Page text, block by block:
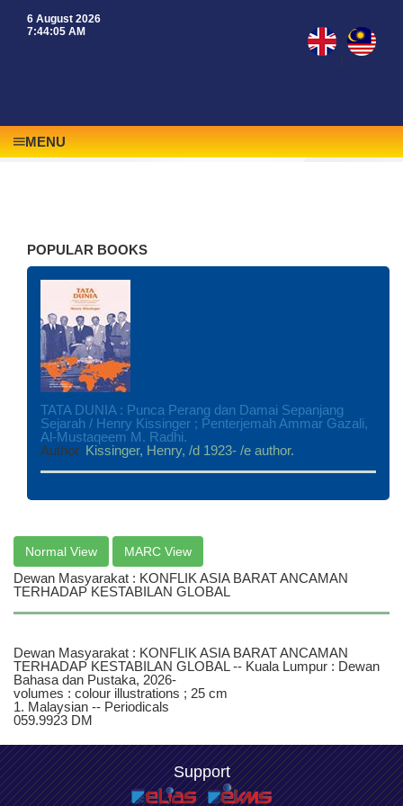
6 August 2026
7:44:05 AM
|
MENU
POPULAR BOOKS
TATA DUNIA : Punca Perang dan Damai Sepanjang
Sejarah / Henry Kissinger ; Penterjemah Ammar Gazali,
Al-Mustaqeem M. Radhi.
Author Kissinger, Henry, /d 1923- /e author.
Normal View MARC View
Dewan Masyarakat : KONFLIK ASIA BARAT ANCAMAN
TERHADAP KESTABILAN GLOBAL
Dewan Masyarakat : KONFLIK ASIA BARAT ANCAMAN
TERHADAP KESTABILAN GLOBAL -- Kuala Lumpur : Dewan
Bahasa dan Pustaka, 2026-
volumes : colour illustrations ; 25 cm
1. Malaysian -- Periodicals
059.9923 DM
Support